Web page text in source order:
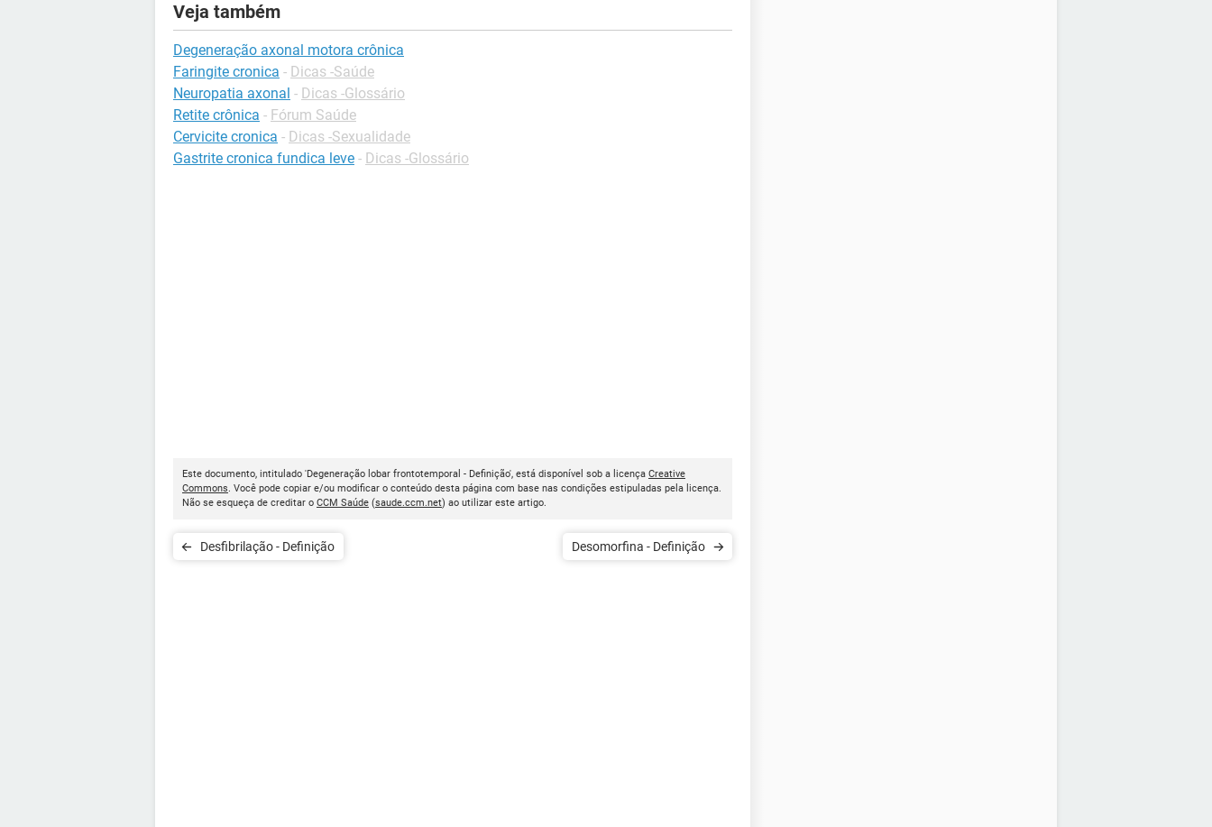
Veja também
Degeneração axonal motora crônica
Faringite cronica - Dicas -Saúde
Neuropatia axonal - Dicas -Glossário
Retite crônica - Fórum Saúde
Cervicite cronica - Dicas -Sexualidade
Gastrite cronica fundica leve - Dicas -Glossário
Este documento, intitulado 'Degeneração lobar frontotemporal - Definição', está disponível sob a licença Creative
Commons. Você pode copiar e/ou modificar o conteúdo desta página com base nas condições estipuladas pela licença.
Não se esqueça de creditar o CCM Saúde (saude.ccm.net) ao utilizar este artigo.
Desfibrilação - Definição Desomorfina - Definição